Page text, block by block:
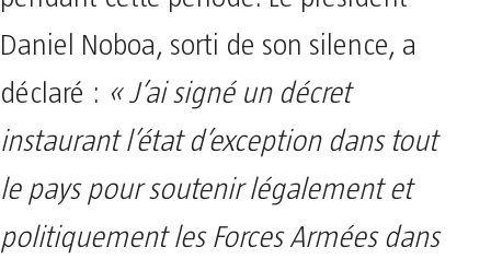
Daniel Noboa, sorti de son silence, a
déclaré : « J’ai signé un décret
instaurant l’état d’exception dans tout
le pays pour soutenir légalement et
politiquement les Forces Armées dans